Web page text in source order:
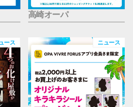
高崎オーパ
ース ニュース